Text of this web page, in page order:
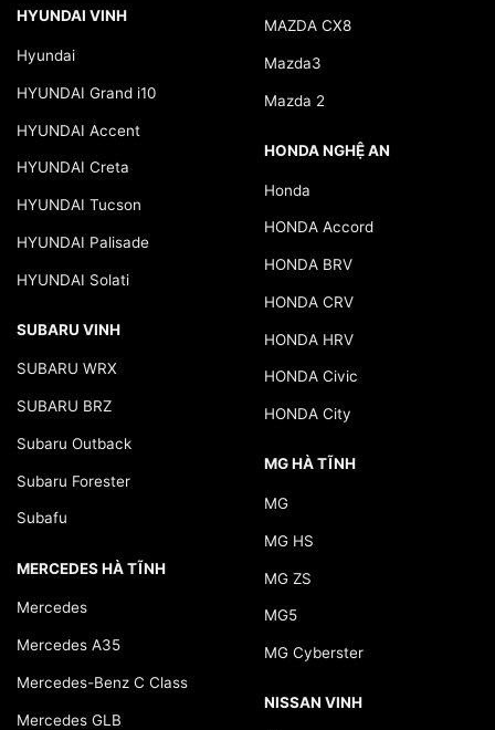
HYUNDAI VINH
Hyundai
HYUNDAI Grand i10
HYUNDAI Accent
HYUNDAI Creta
HYUNDAI Tucson
HYUNDAI Palisade
HYUNDAI Solati
SUBARU VINH
SUBARU WRX
SUBARU BRZ
Subaru Outback
Subaru Forester
Subafu
MERCEDES HÀ TĨNH
Mercedes
Mercedes A35
Mercedes-Benz C Class
Mercedes GLB
MAZDA CX8
Mazda3
Mazda 2
HONDA NGHỆ AN
Honda
HONDA Accord
HONDA BRV
HONDA CRV
HONDA HRV
HONDA Civic
HONDA City
MG HÀ TĨNH
MG
MG HS
MG ZS
MG5
MG Cyberster
NISSAN VINH